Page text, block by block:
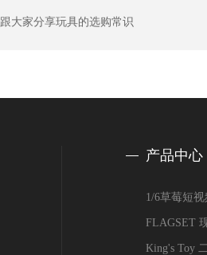
跟大家分享玩具的选购常识
产品中心
1/6草莓短
FLAGSET
King's Toy